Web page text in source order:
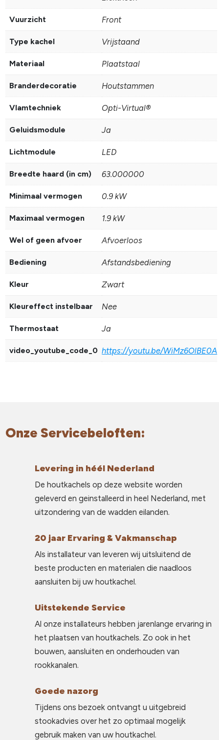
Vuurzicht Front
Type kachel Vrijstaand
Materiaal Plaatstaal
Branderdecoratie Houtstammen
Vlamtechniek Opti-Virtual®
Geluidsmodule Ja
Lichtmodule LED
Breedte haard (in cm) 63.000000
Minimaal vermogen 0.9 kW
Maximaal vermogen 1.9 kW
Wel of geen afvoer Afvoerloos
Bediening Afstandsbediening
Kleur Zwart
Kleureffect instelbaar Nee
Thermostaat Ja
video_youtube_code_0 https://youtu.be/WiMz6OlBE0A
Onze Servicebeloften:
Levering in héél Nederland
De houtkachels op deze website worden
geleverd en geinstalleerd in heel Nederland, met
uitzondering van de wadden eilanden.
20 jaar Ervaring & Vakmanschap
Als installateur van leveren wij uitsluitend de
beste producten en materialen die naadloos
aansluiten bij uw houtkachel.
Uitstekende Service
Al onze installateurs hebben jarenlange ervaring in
het plaatsen van houtkachels. Zo ook in het
bouwen, aansluiten en onderhouden van
rookkanalen.
Goede nazorg
Tijdens ons bezoek ontvangt u uitgebreid
stookadvies over het zo optimaal mogelijk
gebruik maken van uw houtkachel.